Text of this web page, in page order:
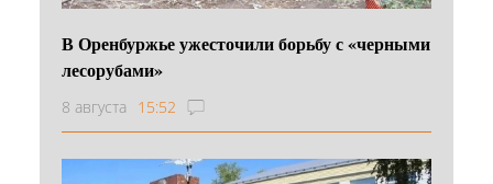
В Оренбуржье ужесточили борьбу с «черными
лесорубами»
8 августа 15:52